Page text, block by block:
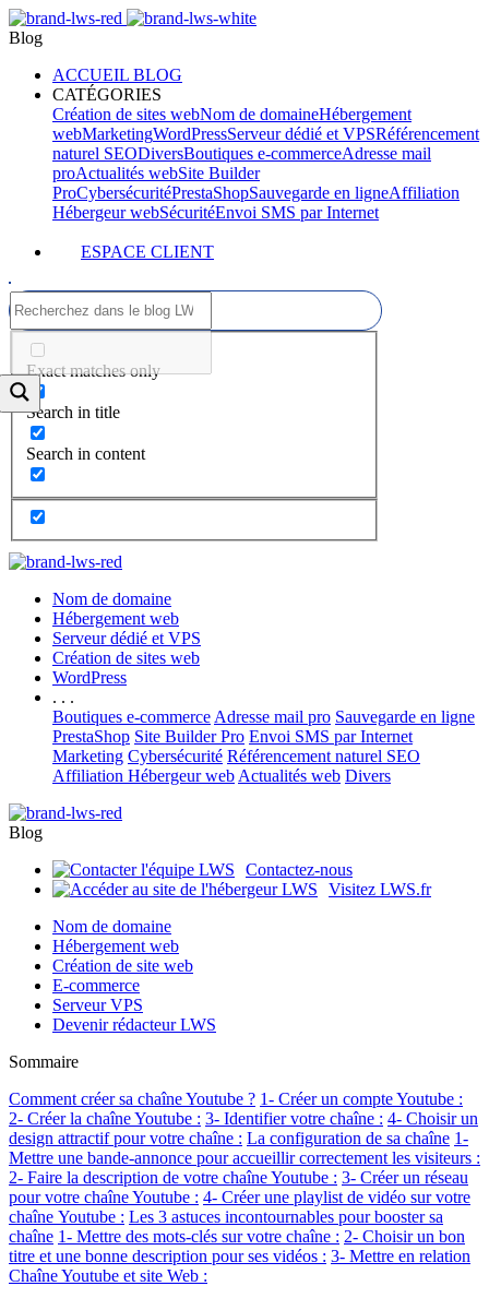
Blog
ACCUEIL BLOG
CATÉGORIES
Création de sites webNom de domaineHébergement
webMarketingWordPressServeur dédié et VPSRéférencement
naturel SEODiversBoutiques e-commerceAdresse mail
proActualités webSite Builder
ProCybersécuritéPrestaShopSauvegarde en ligneAffiliation
Hébergeur webSécuritéEnvoi SMS par Internet
ESPACE CLIENT
Exact matches only
Search in title
Search in content
Nom de domaine
Hébergement web
Serveur dédié et VPS
Création de sites web
WordPress
. . .
Boutiques e-commerce Adresse mail pro Sauvegarde en ligne
PrestaShop Site Builder Pro Envoi SMS par Internet
Marketing Cybersécurité Référencement naturel SEO
Affiliation Hébergeur web Actualités web Divers
Blog
Contactez-nous
Visitez LWS.fr
Nom de domaine
Hébergement web
Création de site web
E-commerce
Serveur VPS
Devenir rédacteur LWS
Sommaire
Comment créer sa chaîne Youtube ? 1- Créer un compte Youtube :
2- Créer la chaîne Youtube : 3- Identifier votre chaîne : 4- Choisir un
design attractif pour votre chaîne : La configuration de sa chaîne 1-
Mettre une bande-annonce pour accueillir correctement les visiteurs :
2- Faire la description de votre chaîne Youtube : 3- Créer un réseau
pour votre chaîne Youtube : 4- Créer une playlist de vidéo sur votre
chaîne Youtube : Les 3 astuces incontournables pour booster sa
chaîne 1- Mettre des mots-clés sur votre chaîne : 2- Choisir un bon
titre et une bonne description pour ses vidéos : 3- Mettre en relation
Chaîne Youtube et site Web :